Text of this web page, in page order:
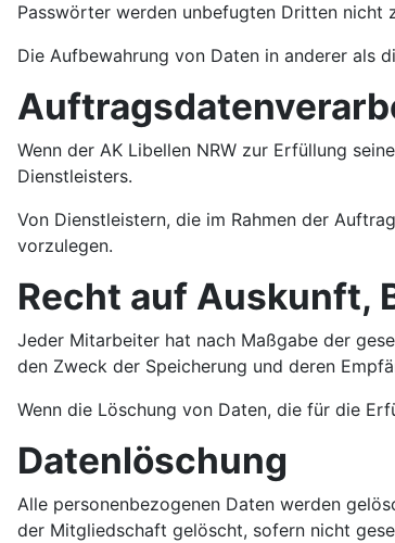
Passwörter werden unbefugten Dritten nicht
Die Aufbewahrung von Daten in anderer als
Wenn der AK Libellen NRW zur Erfüllung
Dienstleisters.
Von Dienstleistern, die im Rahmen der
vorzulegen.
Recht auf Auskunft,
Jeder Mitarbeiter hat nach Maßgabe der
den Zweck der Speicherung und deren
Wenn die Löschung von Daten, die für die
Datenlöschung
Alle personenbezogenen Daten werden
der Mitgliedschaft gelöscht, sofern nicht